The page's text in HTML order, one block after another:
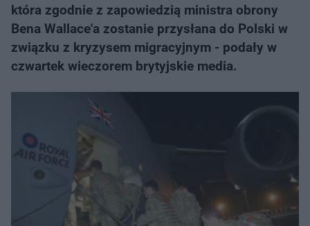
która zgodnie z zapowiedzią ministra obrony
Bena Wallace'a zostanie przysłana do Polski w
związku z kryzysem migracyjnym - podały w
czwartek wieczorem brytyjskie media.